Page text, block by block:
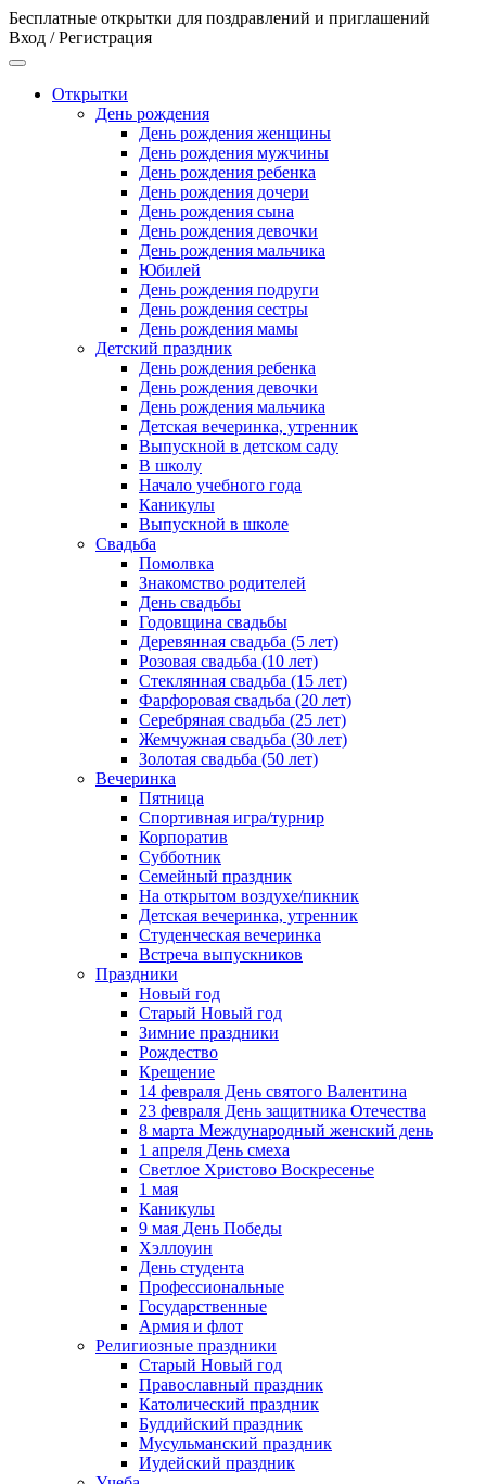
Бесплатные открытки для поздравлений и приглашений
Вход / Регистрация
Открытки
День рождения
День рождения женщины
День рождения мужчины
День рождения ребенка
День рождения дочери
День рождения сына
День рождения девочки
День рождения мальчика
Юбилей
День рождения подруги
День рождения сестры
День рождения мамы
Детский праздник
День рождения ребенка
День рождения девочки
День рождения мальчика
Детская вечеринка, утренник
Выпускной в детском саду
В школу
Начало учебного года
Каникулы
Выпускной в школе
Свадьба
Помолвка
Знакомство родителей
День свадьбы
Годовщина свадьбы
Деревянная свадьба (5 лет)
Розовая свадьба (10 лет)
Стеклянная свадьба (15 лет)
Фарфоровая свадьба (20 лет)
Серебряная свадьба (25 лет)
Жемчужная свадьба (30 лет)
Золотая свадьба (50 лет)
Вечеринка
Пятница
Спортивная игра/турнир
Корпоратив
Субботник
Семейный праздник
На открытом воздухе/пикник
Детская вечеринка, утренник
Студенческая вечеринка
Встреча выпускников
Праздники
Новый год
Старый Новый год
Зимние праздники
Рождество
Крещение
14 февраля День святого Валентина
23 февраля День защитника Отечества
8 марта Международный женский день
1 апреля День смеха
Светлое Христово Воскресенье
1 мая
Каникулы
9 мая День Победы
Хэллоуин
День студента
Профессиональные
Государственные
Армия и флот
Религиозные праздники
Старый Новый год
Православный праздник
Католический праздник
Буддийский праздник
Мусульманский праздник
Иудейский праздник